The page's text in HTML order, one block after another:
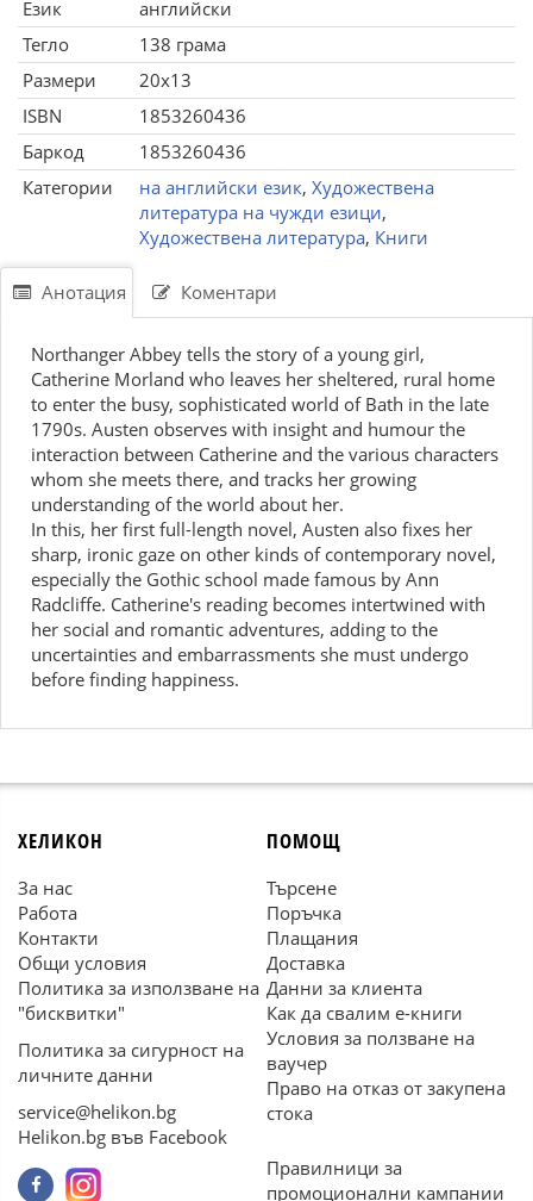
Език
английски
Тегло
138 грама
Размери
20x13
ISBN
1853260436
Баркод
1853260436
Категории
на английски език, Художествена
литература на чужди езици,
Художествена литература, Книги
Анотация Коментари
Northanger Abbey tells the story of a young girl,
Catherine Morland who leaves her sheltered, rural home
to enter the busy, sophisticated world of Bath in the late
1790s. Austen observes with insight and humour the
interaction between Catherine and the various characters
whom she meets there, and tracks her growing
understanding of the world about her.
In this, her first full-length novel, Austen also fixes her
sharp, ironic gaze on other kinds of contemporary novel,
especially the Gothic school made famous by Ann
Radcliffe. Catherine's reading becomes intertwined with
her social and romantic adventures, adding to the
uncertainties and embarrassments she must undergo
before finding happiness.
ХЕЛИКОН
За нас
Работа
Контакти
Общи условия
Политика за използване на
"бисквитки"
Политика за сигурност на
личните данни
service@helikon.bg
Helikon.bg във Facebook
ПОМОЩ
Търсене
Поръчка
Плащания
Доставка
Данни за клиента
Как да свалим е-книги
Условия за ползване на
ваучер
Право на отказ от закупена
стока
Правилници за
промоционални кампании